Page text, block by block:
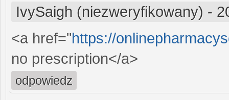
IvySaigh (niezweryfikowany) -
<a href="https://
no prescription</a>
odpowiedz